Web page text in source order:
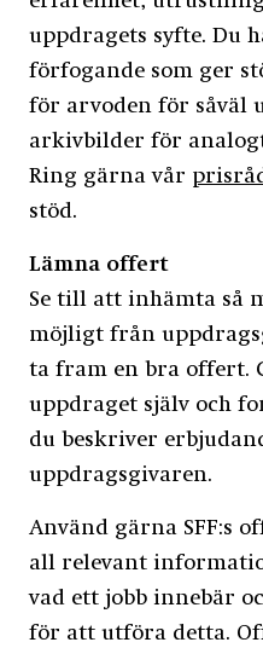
uppdragets syfte. Du
förfogande som ger
för arvoden för såväl
arkivbilder för
Ring gärna vår
stöd.
Lämna offert
Se till att inhämta så
möjligt från
ta fram en bra offert.
uppdraget själv och
du beskriver
uppdragsgivaren.
Använd gärna SFF:s
all relevant
vad ett jobb innebär
för att utföra detta.